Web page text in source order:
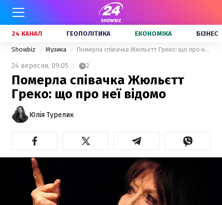
24 КАНАЛ ГЕОПОЛІТИКА ЕКОНОМІКА БІЗНЕС
Showbiz Музика Померла співачка Жюльєтт Греко: що про неї відомо
24 вересня, 09:05 2
Померла співачка Жюльєтт
Греко: що про неї відомо
Юлія Турелик